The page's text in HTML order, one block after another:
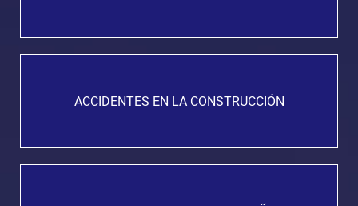
ACCIDENTES EN LA CONSTRUCCIÓN